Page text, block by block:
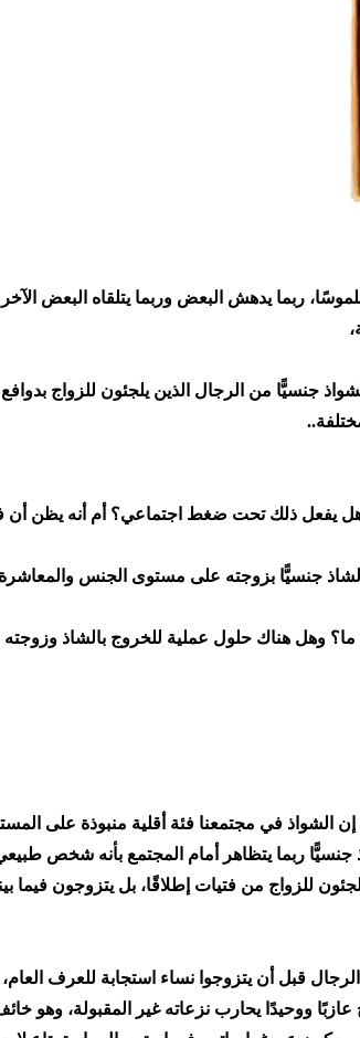
ربما يدهش البعض وربما يتلقاه البعض الآخر
جنسيًّا من الرجال الذين يلجئون للزواج بدوافع
هل يفعل ذلك تحت ضغط اجتماعي؟ أم أنه يظن أن
جنسيًّا بزوجته على مستوى الجنس
وهل هناك حلول عملية للخروج بالشاذ وزوجته
الشواذ في مجتمعنا فئة أقلية منبوذة على
ربما يتظاهر أمام المجتمع بأنه شخص
للزواج من فتيات إطلاقًا، بل يتزوجون فيما
قبل أن يتزوجوا نساء استجابة للعرف العام،
ووحيدًا يحارب نزعاته غير المقبولة، وهو